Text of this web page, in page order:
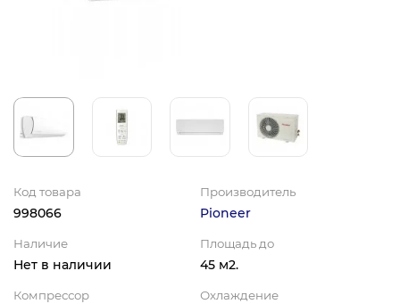
Код товара
998066
Производитель
Pioneer
Наличие
Нет в наличии
Площадь до
45 м2.
Компрессор Охлаждение